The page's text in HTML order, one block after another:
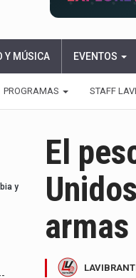
Y MÚSICA EVENTOS
PROGRAMAS STAFF
El
y